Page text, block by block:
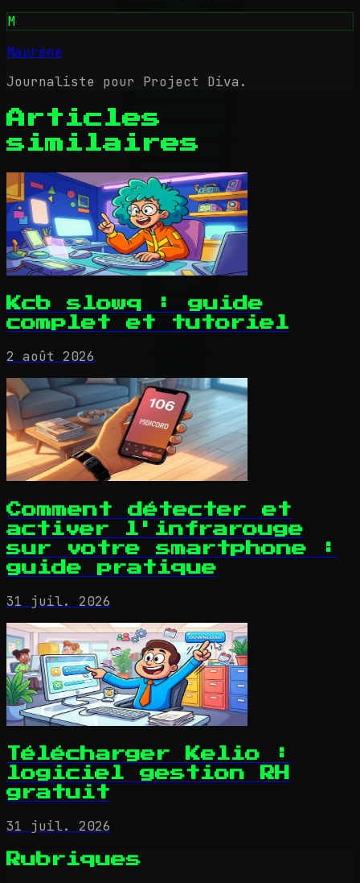
M
Maurène
Journaliste pour Project Diva.
Articles
similaires
Kcb slowq : guide
complet et tutoriel
2 août 2026
Comment détecter et
activer l'infrarouge
sur votre smartphone :
guide pratique
31 juil. 2026
Télécharger Kelio :
logiciel gestion RH
gratuit
31 juil. 2026
Rubriques